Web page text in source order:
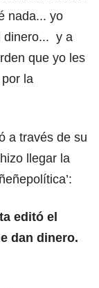
nada... yo
dinero... y a
que yo les
la
a través de su
llegar la
editó el
dan dinero.